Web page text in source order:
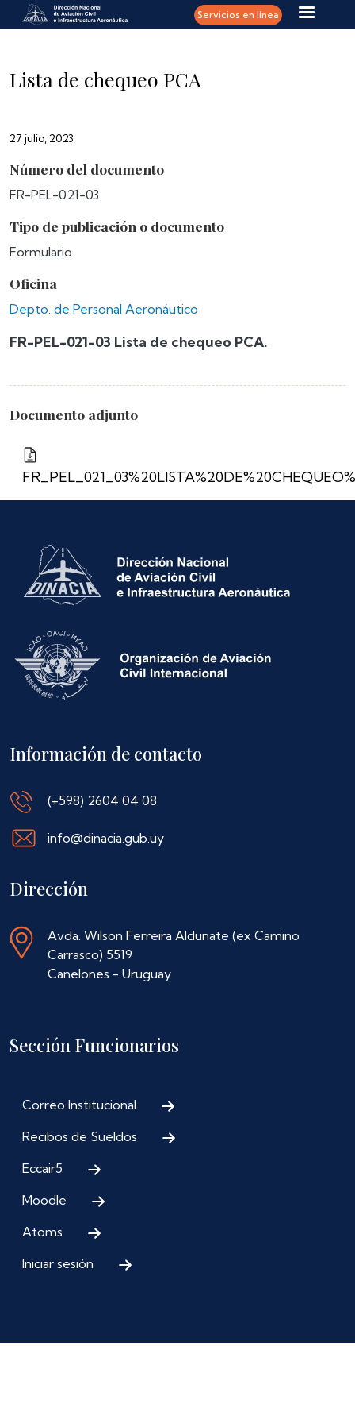
Pasar al contenido principal Servicios en línea
Lista de chequeo PCA
27 julio, 2023
Número del documento
FR-PEL-021-03
Tipo de publicación o documento
Formulario
Oficina
Depto. de Personal Aeronáutico
FR-PEL-021-03 Lista de chequeo PCA.
Documento adjunto
Información de contacto
(+598) 2604 04 08
info@dinacia.gub.uy
Dirección
Avda. Wilson Ferreira Aldunate (ex Camino
Carrasco) 5519
Canelones - Uruguay
Sección Funcionarios
Correo Institucional
Recibos de Sueldos
Eccair5
Moodle
Atoms
Iniciar sesión